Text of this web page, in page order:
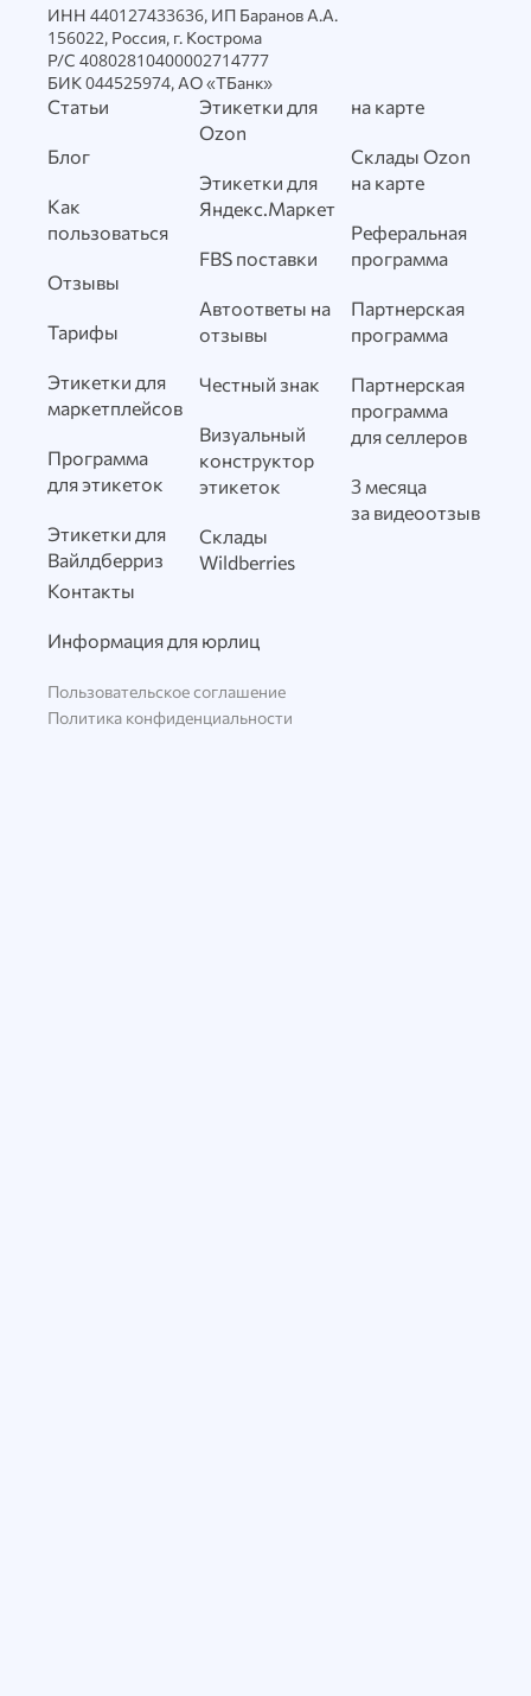
ИНН 440127433636, ИП Баранов А.А.
156022, Россия, г. Кострома
Р/С 40802810400002714777
БИК 044525974, АО «ТБанк»
Статьи
Блог
Как
пользоваться
Отзывы
Тарифы
Этикетки для
маркетплейсов
Программа
для этикеток
Этикетки для
Вайлдберриз
Этикетки для
Ozon
Этикетки для
Яндекс.Маркет
FBS поставки
Автоответы на
отзывы
Честный знак
Визуальный
конструктор
этикеток
Склады
Wildberries
на карте
Склады Ozon
на карте
Реферальная
программа
Партнерская
программа
Партнерская
программа
для селлеров
3 месяца
за видеоотзыв
Контакты
Информация для юрлиц
Пользовательское соглашение
Политика конфиденциальности